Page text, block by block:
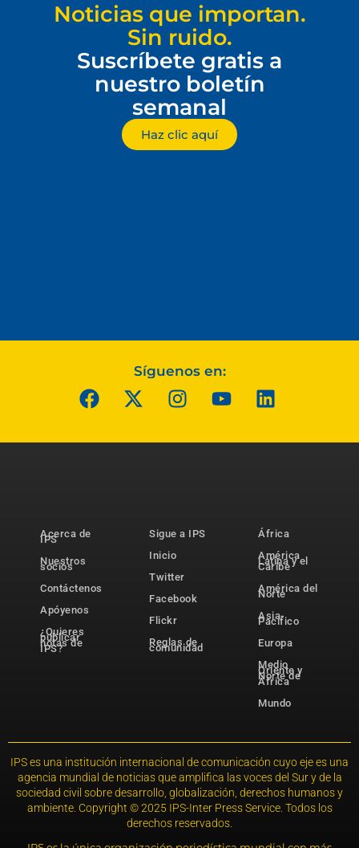
Noticias que importan.
Sin ruido.
Suscríbete gratis a
nuestro boletín
semanal
Haz clic aquí
Síguenos en:
Acerca de
IPS
Nuestros
socios
Contáctenos
Apóyenos
¿Quieres
publicar
notas de
IPS?
Sigue a IPS
Inicio
Twitter
Facebook
Flickr
Reglas de
comunidad
África
América
Latina y el
Caribe
América del
Norte
Asia-
Pacífico
Europa
Medio
Oriente y
Norte de
África
Mundo
IPS es una institución internacional de comunicación cuyo eje es una
agencia mundial de noticias que amplifica las voces del Sur y de la
sociedad civil sobre desarrollo, globalización, derechos humanos y
ambiente. Copyright © 2025 IPS-Inter Press Service. Todos los
derechos reservados.